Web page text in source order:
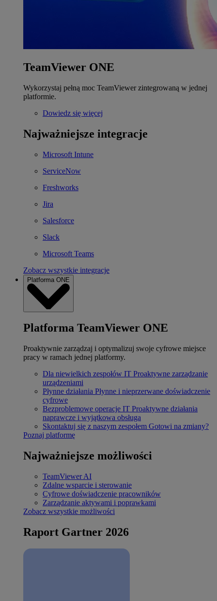
TeamViewer ONE
Wykorzystaj pełną moc TeamViewer zintegrowaną w jednej
platformie.
Dowiedz się więcej
Najważniejsze integracje
Microsoft Intune
ServiceNow
Freshworks
Jira
Salesforce
Slack
Microsoft Teams
Zobacz wszystkie integracje
Platforma ONE
Platforma TeamViewer ONE
Proaktywnie zarządzaj i optymalizuj swoje cyfrowe miejsce
pracy w ramach jednej platformy.
Dla niewielkich zespołów IT Proaktywne zarządzanie
urządzeniami
Płynne działania Płynne i nieprzerwane doświadczenie
cyfrowe
Bezproblemowe operacje IT Proaktywne działania
naprawcze i wyjątkowa obsługa
Skontaktuj się z naszym zespołem Gotowi na zmiany?
Poznaj platformę
Najważniejsze możliwości
TeamViewer AI
Zdalne wsparcie i sterowanie
Cyfrowe doświadczenie pracowników
Zarządzanie aktywami i poprawkami
Zobacz wszystkie możliwości
Raport Gartner 2026